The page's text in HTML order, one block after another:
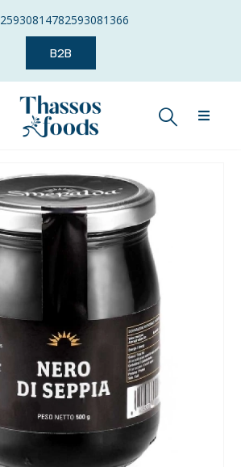
25930814782593081366
B2B